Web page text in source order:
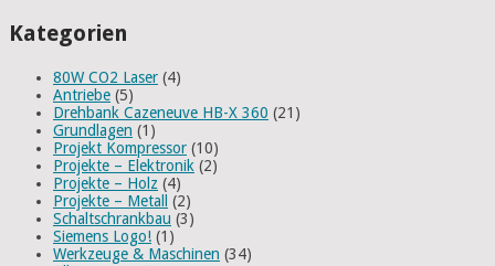
Kategorien
80W CO2 Laser (4)
Antriebe (5)
Drehbank Cazeneuve HB-X 360 (21)
Grundlagen (1)
Projekt Kompressor (10)
Projekte – Elektronik (2)
Projekte – Holz (4)
Projekte – Metall (2)
Schaltschrankbau (3)
Siemens Logo! (1)
Werkzeuge & Maschinen (34)